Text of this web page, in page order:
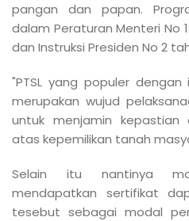
pangan dan papan.
dalam Peraturan Menteri No
dan Instruksi Presiden No 2
"PTSL yang populer
merupakan wujud
untuk menjamin kepastian
atas kepemilikan tanah
Selain itu nantinya
mendapatkan sertifikat
tesebut sebagai modal